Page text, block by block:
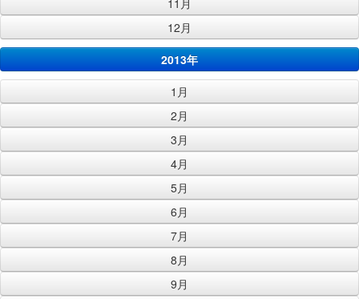
11月
12月
2013年
1月
2月
3月
4月
5月
6月
7月
8月
9月